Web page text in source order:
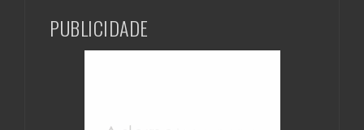
PUBLICIDADE